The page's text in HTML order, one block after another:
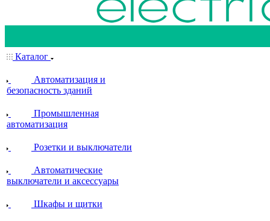
Каталог
Автоматизация и
безопасность зданий
Промышленная
автоматизация
Розетки и выключатели
Автоматические
выключатели и аксессуары
Шкафы и щитки